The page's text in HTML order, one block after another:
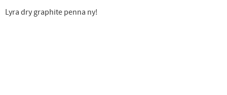
Lyra dry graphite penna ny!